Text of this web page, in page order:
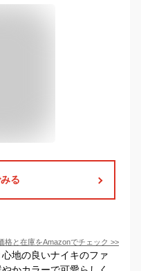
る
格と在庫をAmazonでチェック >>
地の良いナイキのファ